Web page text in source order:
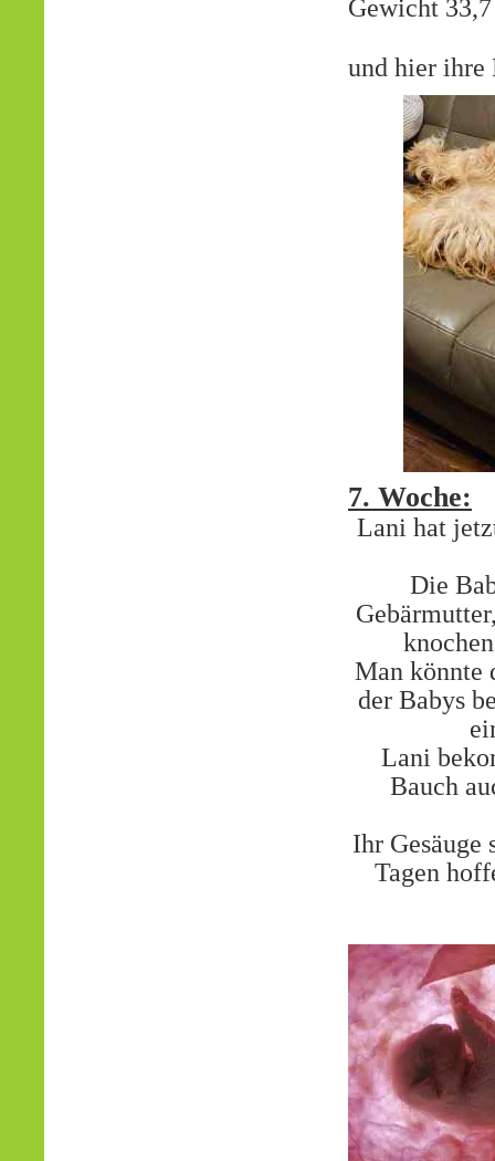
Gewicht
und hier
7. Woche:
Lani hat
Die
Man könnte
der Babys
Lani
Bauch
Ihr Gesäuge
Tagen